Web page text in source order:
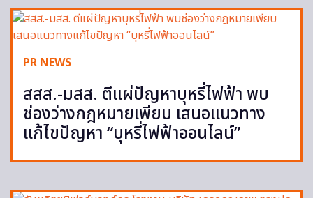
PR NEWS
สสส.-มสส. ตีแผ่ปัญหาบุหรี่ไฟฟ้า พบ
ช่องว่างกฎหมายเพียบ เสนอแนวทาง
แก้ไขปัญหา “บุหรี่ไฟฟ้าออนไลน์”